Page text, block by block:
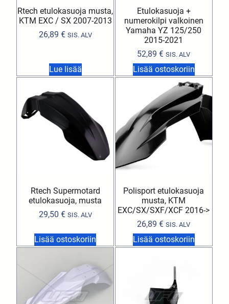
Rtech etulokasuoja musta,
KTM EXC / SX 2007-2013
26,89 € SIS. ALV
Lue lisää
Etulokasuoja +
numerokilpi valkoinen
Yamaha YZ 125/250
2015-2021
52,89€ SIS. ALV
Lisää ostoskoriin
Rtech Supermotard
etulokasuoja, musta
29,50 € SIS. ALV
Lisää ostoskoriin
Polisport etulokasuoja
musta, KTM
EXC/SX/SXF/XCF 2016->
26,89€ SIS. ALV
Lisää ostoskoriin